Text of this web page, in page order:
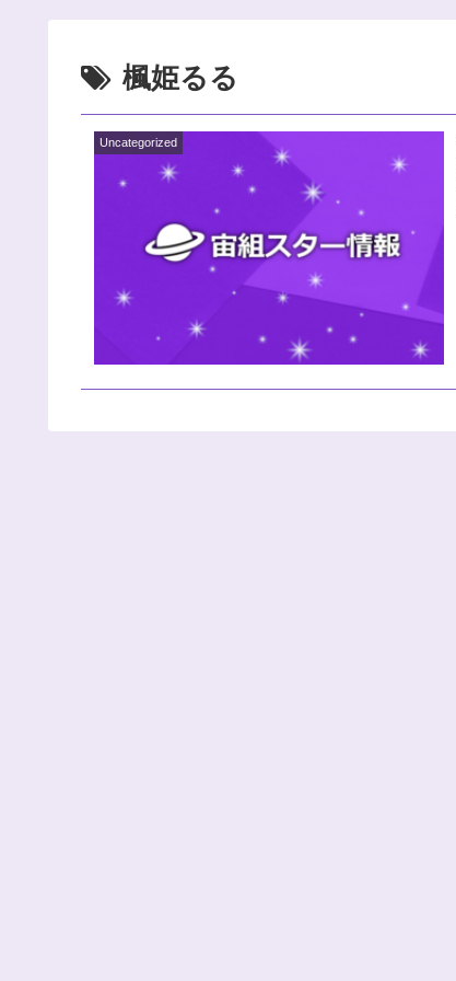
楓姫るる
Uncategorized